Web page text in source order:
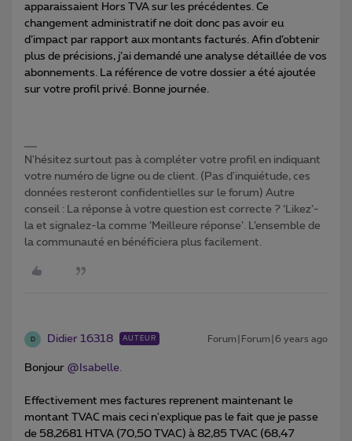
apparaissaient Hors TVA sur les précédentes. Ce
changement administratif ne doit donc pas avoir eu
d’impact par rapport aux montants facturés. Afin d’obtenir
plus de précisions, j’ai demandé une analyse détaillée de vos
abonnements. La référence de votre dossier a été ajoutée
sur votre profil privé. Bonne journée.
N'hésitez surtout pas à compléter votre profil en indiquant
votre numéro de ligne ou de client. (Pas d'inquiétude, ces
données resteront confidentielles sur le forum) Autre
conseil : La réponse à votre question est correcte ? ‘Likez’-
la et signalez-la comme ‘Meilleure réponse’. L’ensemble de
la communauté en bénéficiera plus facilement.
D Didier 16318 AUTEUR Forum|Forum|6 years ago
Bonjour @Isabelle.
Effectivement mes factures reprenent maintenant le
montant TVAC mais ceci n'explique pas le fait que je passe
de 58,2681 HTVA (70,50 TVAC) à 82,85 TVAC (68,47